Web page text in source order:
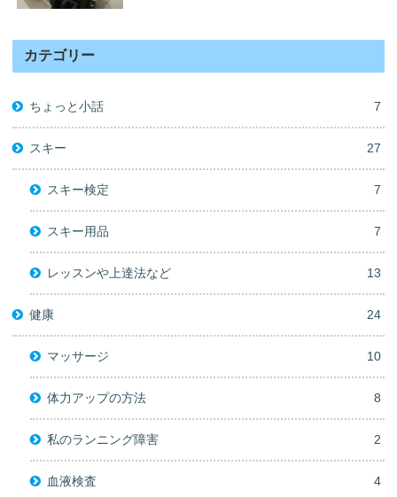
カテゴリー
ちょっと小話 7
スキー 27
スキー検定 7
スキー用品 7
レッスンや上達法など 13
健康 24
マッサージ 10
体力アップの方法 8
私のランニング障害 2
血液検査 4